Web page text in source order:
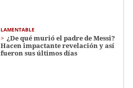
LAMENTABLE
¿De qué murió el padre de Messi?
Hacen impactante revelación y así
fueron sus últimos días